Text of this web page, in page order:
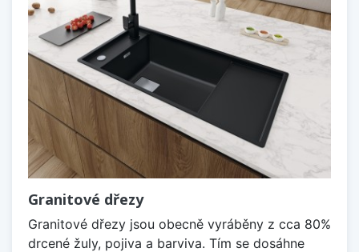
Granitové dřezy
Granitové dřezy jsou obecně vyráběny z cca 80%
drcené žuly, pojiva a barviva. Tím se dosáhne